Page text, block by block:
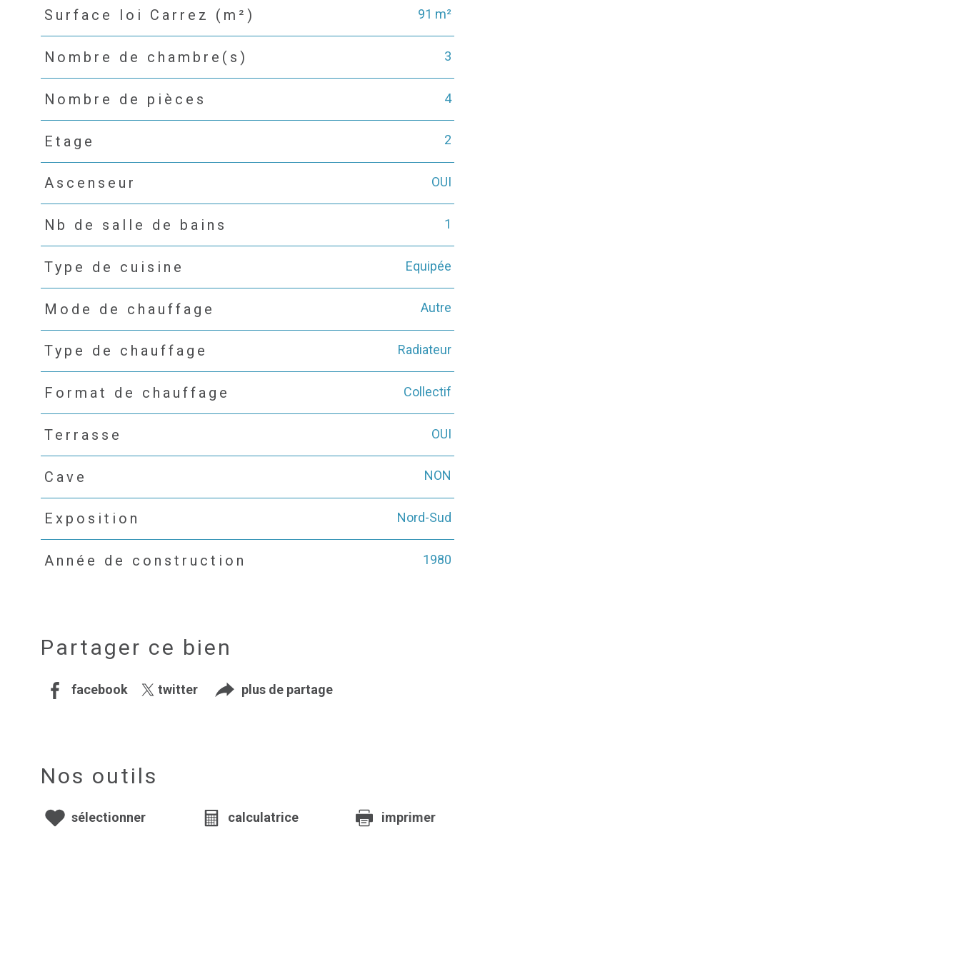
Surface loi Carrez (m²) 91 m²
Nombre de chambre(s) 3
Nombre de pièces 4
Etage 2
Ascenseur OUI
Nb de salle de bains 1
Type de cuisine Equipée
Mode de chauffage Autre
Type de chauffage Radiateur
Format de chauffage Collectif
Terrasse OUI
Cave NON
Exposition Nord-Sud
Année de construction 1980
Partager ce bien
facebook twitter plus de partage
Nos outils
sélectionner calculatrice imprimer